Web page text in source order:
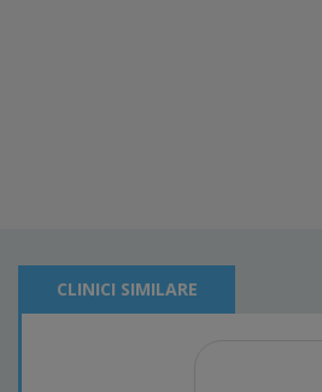
CLINICI SIMILARE